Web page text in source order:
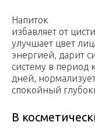
Напиток
избавляет от
улучшает цвет
энергией, дарит
систему в период
дней,
спокойный
В